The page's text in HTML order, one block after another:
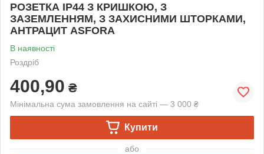
РОЗЕТКА IP44 З КРИШКОЮ, З
ЗАЗЕМЛЕННЯМ, З ЗАХИСНИМИ ШТОРКАМИ,
АНТРАЦИТ ASFORA
В наявності
Роздріб
400,90 ₴
Мінімальна сума замовлення на сайті — 3 000 ₴
Купити
або